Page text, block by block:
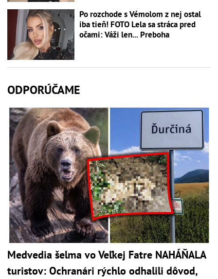
Po rozchode s Vémolom z nej ostal
iba tieň! FOTO Lela sa stráca pred
očami: Váži len... Preboha
ODPORÚČAME
Medvedia šelma vo Veľkej Fatre NAHÁŇALA
turistov: Ochranári rýchlo odhalili dôvod,